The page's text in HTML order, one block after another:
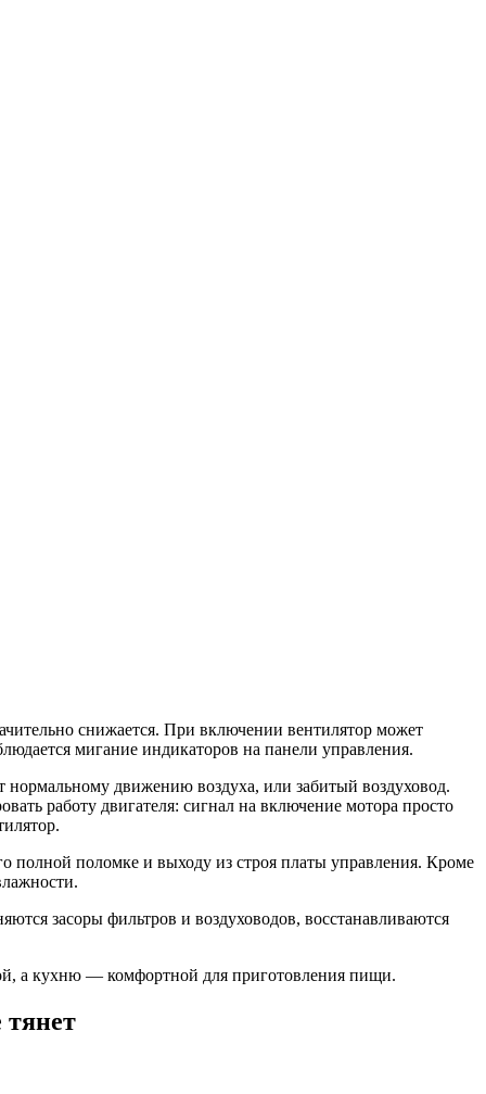
снижается. При включении вентилятор может
мигание индикаторов на панели управления.
движению воздуха, или забитый воздуховод.
работу двигателя: сигнал на включение мотора просто
полной поломке и выходу из строя платы управления. Кроме
засоры фильтров и воздуховодов, восстанавливаются
а кухню — комфортной для приготовления пищи.